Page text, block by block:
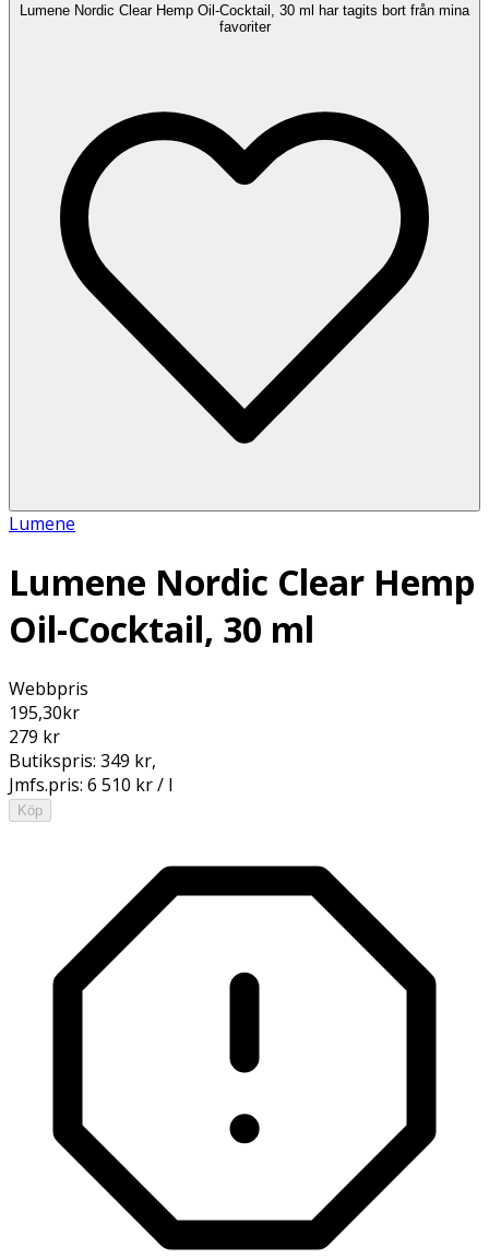
Lumene Nordic Clear Hemp Oil-Cocktail, 30 ml har tagits bort från mina
favoriter
Lumene
Lumene Nordic Clear Hemp
Oil-Cocktail, 30 ml
Webbpris
195,30kr
279 kr
Butikspris: 349 kr,
Jmfs.pris: 6 510 kr / l
Köp